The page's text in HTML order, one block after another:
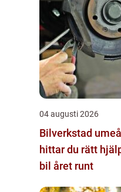
04 augusti 2026
Bilverkstad umeå så
hittar du rätt
bil året runt